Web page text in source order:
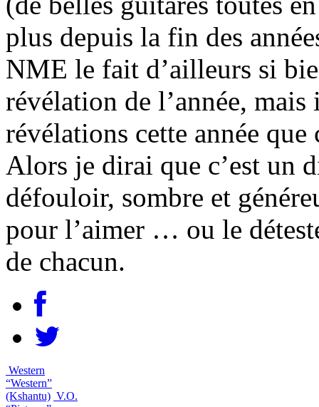
plus depuis la fin des
NME le fait d’ailleurs si
révélation de l’année,
révélations cette année
Alors je dirai que c’est un
défouloir, sombre et
pour l’aimer … ou le
de chacun.
Western
“Western”
(Kshantu) V.O.